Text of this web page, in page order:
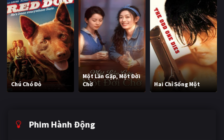
Chú Chó Đỏ
Một Lần Gặp, Một Đời
Chờ
Hai Chỉ Sống Một
Phim Hành Động